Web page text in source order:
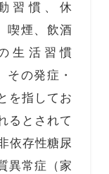
習慣、休
喫煙、飲酒
生活習慣
その発症・
を指してお
るとされて
依存性糖尿
異常症（家